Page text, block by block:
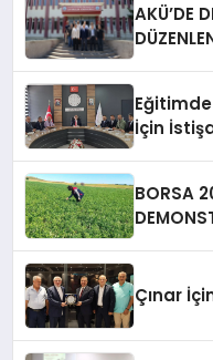
AKÜ’DE
İçin
BORSA
Çınar